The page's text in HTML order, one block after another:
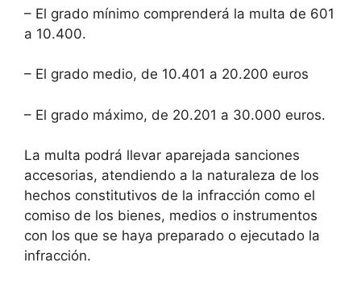
– El grado mínimo comprenderá la multa de 601
a 10.400.
– El grado medio, de 10.401 a 20.200 euros
– El grado máximo, de 20.201 a 30.000 euros.
La multa podrá llevar aparejada sanciones
accesorias, atendiendo a la naturaleza de los
hechos constitutivos de la infracción como el
comiso de los bienes, medios o instrumentos
con los que se haya preparado o ejecutado la
infracción.